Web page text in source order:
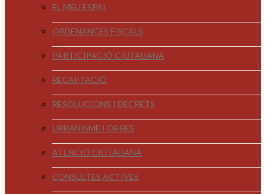
EL MEU ESPAI
ORDENANCES FISCALS
PARTICIPACIÓ CIUTADANA
RECAPTACIÓ
RESOLUCIONS I DECRETS
URBANISME I OBRES
ATENCIÓ CIUTADANA
CONSULTES ACTIVES